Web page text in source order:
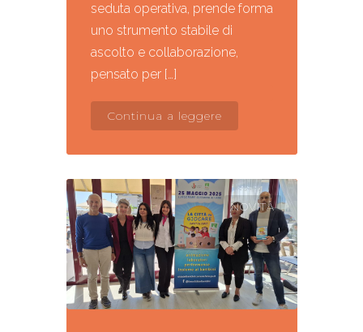
seduta operativa, prende forma
uno strumento stabile di
ascolto e collaborazione,
pensato per […]
Continua a leggere
NOVITÀ